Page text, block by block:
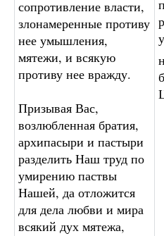
сопротивление власти,
злонамеренные противу
нее умышления,
мятежи, и всякую
противу нее вражду.
Призывая Вас,
возлюбленная братия,
архипасыри и пастыри
разделить Наш труд по
умирению паствы
Нашей, да отложится
для дела любви и мира
всякий дух мятежа,